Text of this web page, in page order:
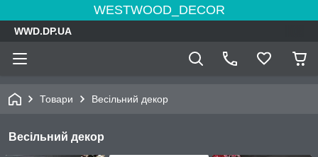
WESTWOOD_DECOR
WWD.DP.UA
Товари Весільний декор
Весільний декор